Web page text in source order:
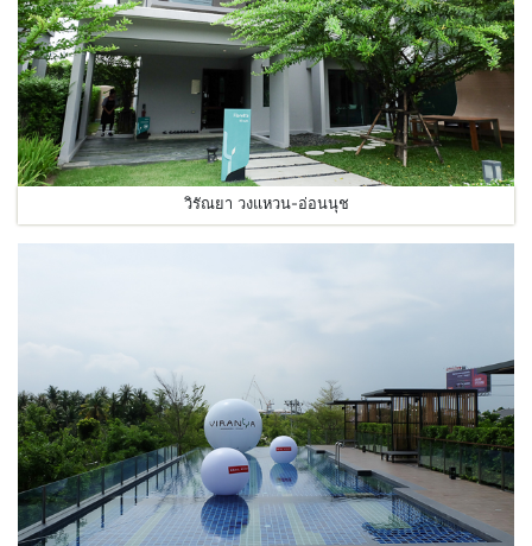
วิรัณยา วงแหวน-อ่อนนุช